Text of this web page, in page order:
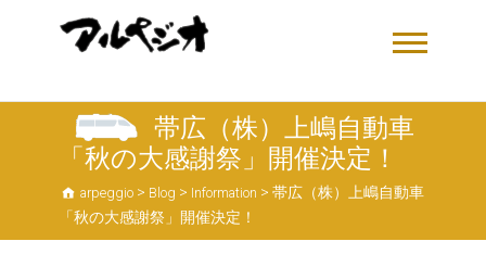
帯広（株）上嶋自動車
「秋の大感謝祭」開催決定！
arpeggio > Blog > Information > 帯広（株）上嶋自動車
「秋の大感謝祭」開催決定！